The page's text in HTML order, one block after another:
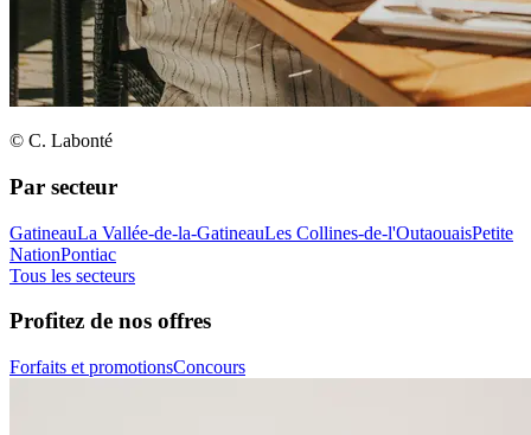
© C. Labonté
Par secteur
GatineauLa Vallée-de-la-GatineauLes Collines-de-l'OutaouaisPetite
NationPontiac
Tous les secteurs
Profitez de nos offres
Forfaits et promotionsConcours